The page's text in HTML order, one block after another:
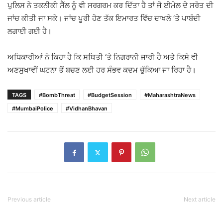
ਪੁਲਿਸ ਨੇ ਤਕਨੀਕੀ ਸੈੱਲ ਨੂੰ ਵੀ ਸਰਗਰਮ ਕਰ ਦਿੱਤਾ ਹੈ ਤਾਂ ਜੋ ਈਮੇਲ ਦੇ ਸਰੋਤ ਦੀ
ਜਾਂਚ ਕੀਤੀ ਜਾ ਸਕੇ। ਜਾਂਚ ਪੂਰੀ ਹੋਣ ਤੱਕ ਇਮਾਰਤ ਵਿੱਚ ਦਾਖਲੇ ‘ਤੇ ਪਾਬੰਦੀ
ਲਗਾਈ ਗਈ ਹੈ।
ਅਧਿਕਾਰੀਆਂ ਨੇ ਕਿਹਾ ਹੈ ਕਿ ਸਥਿਤੀ ‘ਤੇ ਨਿਗਰਾਨੀ ਜਾਰੀ ਹੈ ਅਤੇ ਕਿਸੇ ਵੀ
ਅਣਸੁਖਾਵੀਂ ਘਟਨਾ ਤੋਂ ਬਚਣ ਲਈ ਹਰ ਸੰਭਵ ਕਦਮ ਚੁੱਕਿਆ ਜਾ ਰਿਹਾ ਹੈ।
TAGS #BombThreat #BudgetSession
#MaharashtraNews
#MumbaiPolice
#VidhanBhavan
Previous article Next article